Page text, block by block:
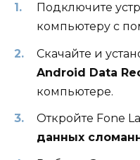
Подключите
компьютеру с
Скачайте и
Android Data
компьютере.
Откройте Fone
данных